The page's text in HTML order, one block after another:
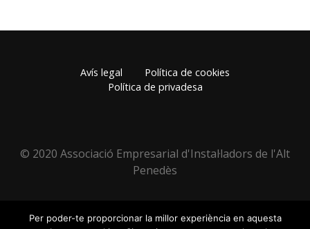
Avís legal
Política de cookies
Política de privadesa
© 2020 Associació Empresarial d'Instal·ladors de l'Alt
Penedès
Per poder-te proporcionar la millor experiència en aquesta